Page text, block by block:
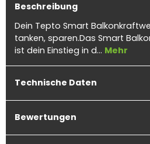
Trina 455Wp Vertex S+
NEG9R.25 Glas-Glas
Fullblack
4x
Verlängerungskabel
4mm² beidseitig
kompatibel mit MC4
Solarkabel schwarz inkl.
Stecker - 3m
Beschreibung
Dein Tepto Smart
tanken, sparen.Das Smart
ist dein Einstieg in d… Mehr
Technische Daten
Bewertungen